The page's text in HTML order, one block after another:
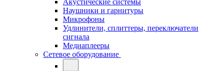
Акустические системы
Наушники и гарнитуры
Микрофоны
Удлинители, сплиттеры, переключатели
сигнала
Медиаплееры
Сетевое оборудование